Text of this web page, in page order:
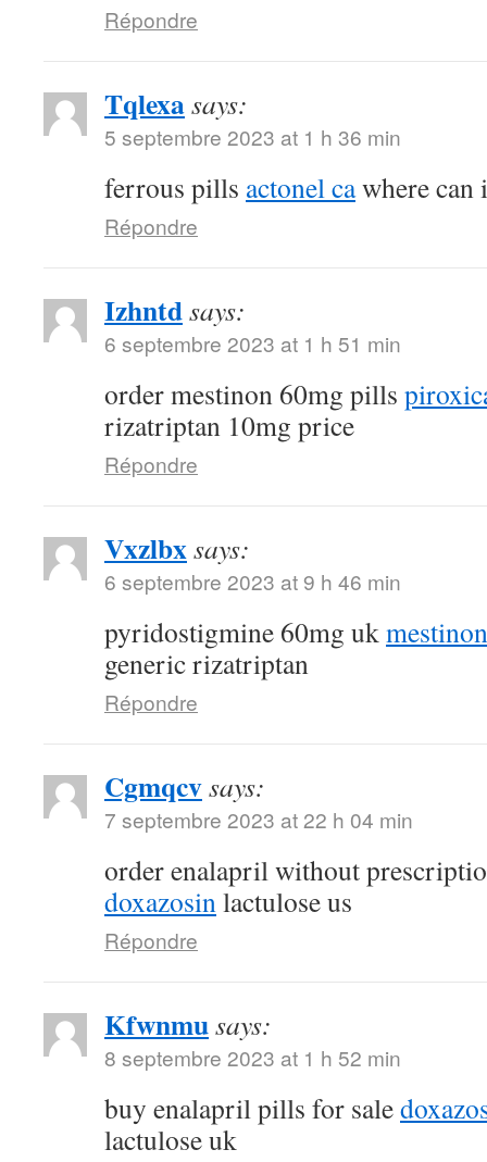
Répondre
Tqlexasays:
5 septembre 2023 at 1 h 36 min
ferrous pills actonel cawhere can
Répondre
Izhntdsays:
6 septembre 2023 at 1 h 51 min
order mestinon 60mg pills
rizatriptan 10mg price
Répondre
Vxzlbxsays:
6 septembre 2023 at 9 h 46 min
pyridostigmine 60mg uk
generic rizatriptan
Répondre
Cgmqcvsays:
7 septembre 2023 at 22 h 04 min
order enalapril without
doxazosinlactulose us
Répondre
Kfwnmusays:
8 septembre 2023 at 1 h 52 min
buy enalapril pills for sale
lactulose uk